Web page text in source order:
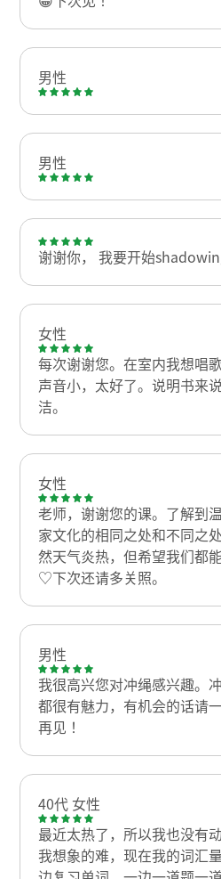
男性
男性
谢谢你， 我要开始
女性
每次谢谢您。在室内我想唱
声音小，太好了。说明书来
洁。
女性
老师，谢谢您的课。了解到
家文化的相同之处和不同
然天气炎热，但希望我们都
♡下次还请多关照。
男性
我很高兴您对冲绳感兴趣。
都很有魅力，有机会的话请
再见！
40代 女性
最近太热了，所以我也没有
我想象的难，现在我的词汇